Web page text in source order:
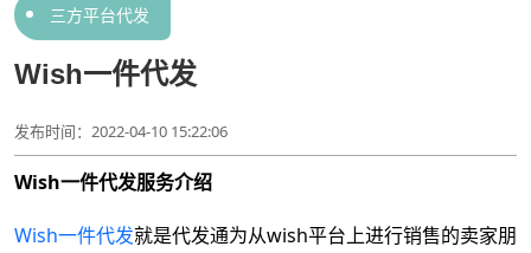
三方平台代发
Wish一件代发
发布时间：2022-04-10 15:22:06
Wish一件代发服务介绍
Wish一件代发就是代发通为从wish平台上进行销售的卖家朋